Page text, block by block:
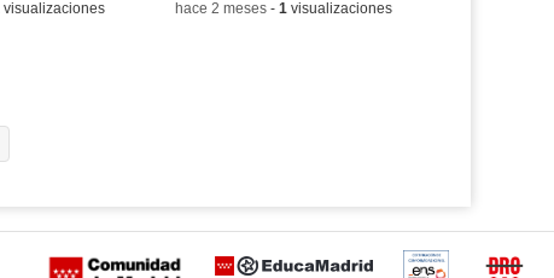
visualizaciones -hace 2 meses- 1 visualizaciones